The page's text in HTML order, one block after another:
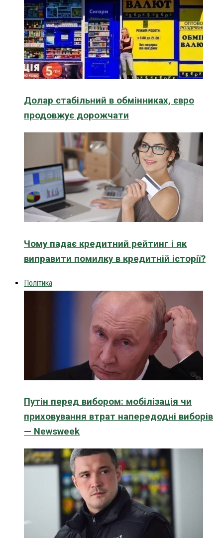
Долар стабільний в обмінниках, євро
продовжує дорожчати
Чому падає кредитний рейтинг і як
виправити помилку в кредитній історії?
Політика
Путін перед вибором: мобілізація чи
приховування втрат напередодні виборів
— Newsweek